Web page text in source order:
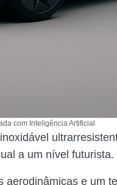
com Inteligência Artificial
a um nível futurista.
aerodinâmicas e um